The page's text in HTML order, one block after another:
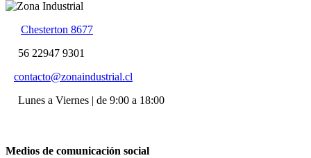
Chesterton 8677
56 22947 9301
contacto@zonaindustrial.cl
Lunes a Viernes | de 9:00 a 18:00
Medios de comunicación social